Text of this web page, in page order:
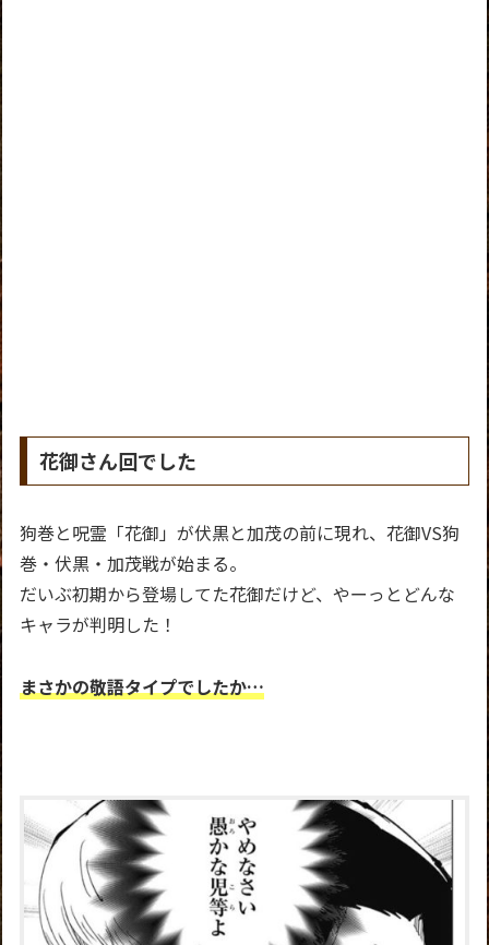
花御さん回でした
狗巻と呪霊「花御」が伏黒と加茂の前に現れ、花御VS狗
巻・伏黒・加茂戦が始まる。
だいぶ初期から登場してた花御だけど、やーっとどんな
キャラが判明した！
まさかの敬語タイプでしたか…